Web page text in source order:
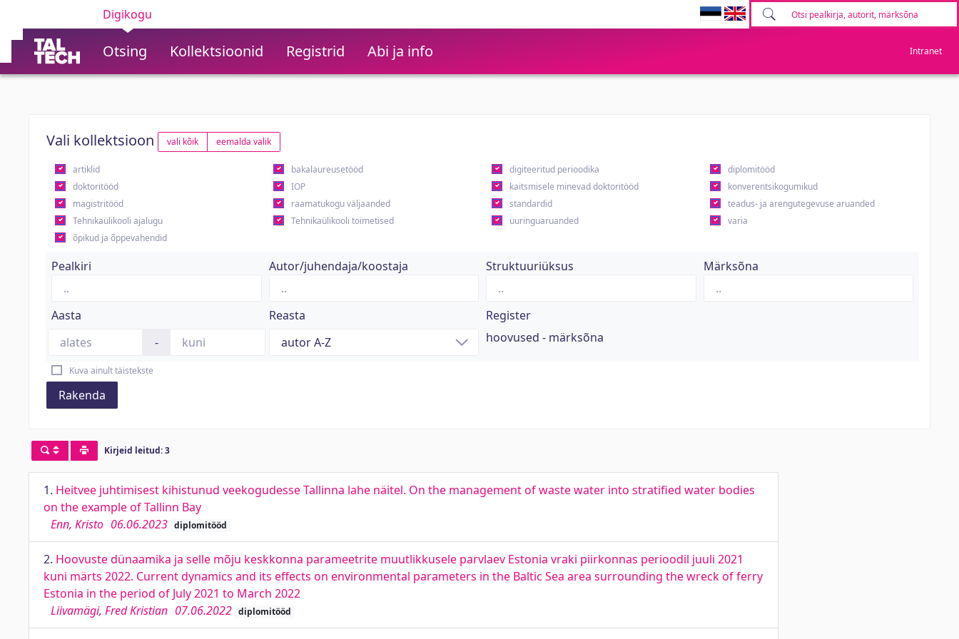
Digikogu
Otsing Kollektsioonid Registrid Abi ja info Intranet
Vali kollektsioon vali kõik eemalda valik
artiklid bakalaureusetööd digiteeritud perioodika
diplomitööd
doktoritööd
IOP kaitsmisele minevad doktoritööd
konverentsikogumikud
magistritööd
raamatukogu väljaanded standardid
teadus- ja arengutegevuse aruanded
Tehnikaülikooli ajalugu
Tehnikaülikooli toimetised uuringuaruanded
varia
õpikud ja õppevahendid
Pealkiri Autor/juhendaja/koostaja Struktuuriüksus Märksõna
Aasta
-
Reasta
Register
hoovused - märksõna
Kuva ainult täistekste
Rakenda
Kirjeid leitud: 3
1. Heitvee juhtimisest kihistunud veekogudesse Tallinna lahe näitel. On the management of waste water into stratified water bodies
on the example of Tallinn Bay
Enn, Kristo 06.06.2023 diplomitööd
2. Hoovuste dünaamika ja selle mõju keskkonna parameetrite muutlikkusele parvlaev Estonia vraki piirkonnas perioodil juuli 2021
kuni märts 2022. Current dynamics and its effects on environmental parameters in the Baltic Sea area surrounding the wreck of ferry
Estonia in the period of July 2021 to March 2022
Liivamägi, Fred Kristian 07.06.2022 diplomitööd